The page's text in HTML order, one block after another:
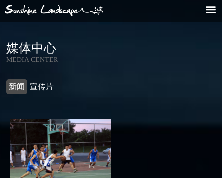
媒体中心
MEDIA CENTER
新闻 宣传片